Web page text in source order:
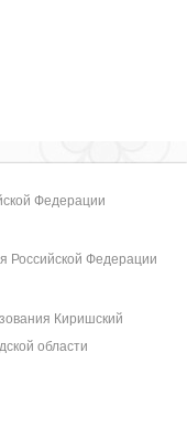
Федерации
Российской Федерации
Киришский
области